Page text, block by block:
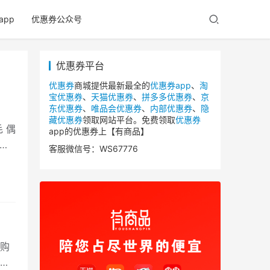
优惠券公众号
偶
优惠券平台
优惠券商城提供最新最全的优惠券app、 淘
宝优惠券、 天猫优惠券、 拼多多优惠券、 京
东优惠券、 唯品会优惠券、 内部优惠券、 隐
藏优惠券领取网站平台。免费领取优惠券
app的优惠券上【有商品】
客服微信号：WS67776